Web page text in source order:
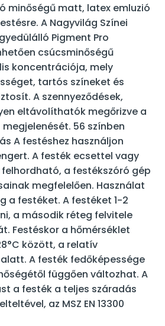
minőségű matt, latex emluzió
A Nagyvilág Színei
Pigment Pro
csúcsminőségű
koncentrációja, mely
tartós színeket és
A szennyeződések,
eltávolíthatók megőrizve a
56 színben
A festéshez használjon
A festék ecsettel vagy
a festékszóró gép
megfelelően. Használat
a festéket. A festéket 1-2
a második réteg felvitele
Festéskor a hőmérséklet
között, a relatív
A festék fedőképessége
függően változhat. A
a festék a teljes száradás
az MSZ EN 13300